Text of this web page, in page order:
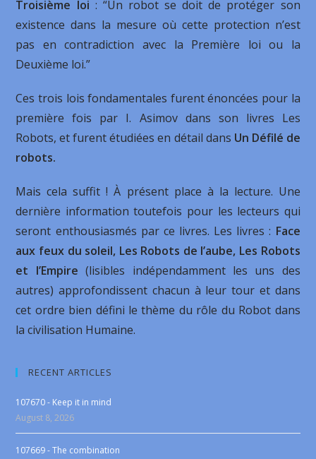
Troisième loi : “Un robot se doit de protéger son
existence dans la mesure où cette protection n’est
pas en contradiction avec la Première loi ou la
Deuxième loi.”
Ces trois lois fondamentales furent énoncées pour la
première fois par I. Asimov dans son livres Les
Robots, et furent étudiées en détail dans Un Défilé de
robots.
Mais cela suffit ! À présent place à la lecture. Une
dernière information toutefois pour les lecteurs qui
seront enthousiasmés par ce livres. Les livres : Face
aux feux du soleil, Les Robots de l’aube, Les Robots
et l’Empire(lisibles indépendamment les uns des
autres) approfondissent chacun à leur tour et dans
cet ordre bien défini le thème du rôle du Robot dans
la civilisation Humaine.
RECENT ARTICLES
107670 - Keep it in mind
August 8, 2026
107669 - The combination